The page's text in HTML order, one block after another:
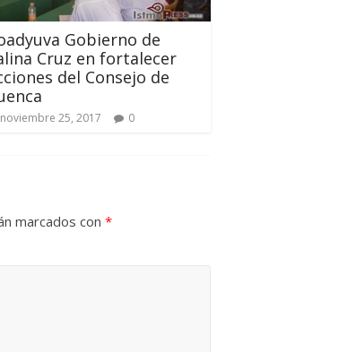
Gobierno de
Cruz en fortalecer
del Consejo de
noviembre 25, 2017 0
marcados con *